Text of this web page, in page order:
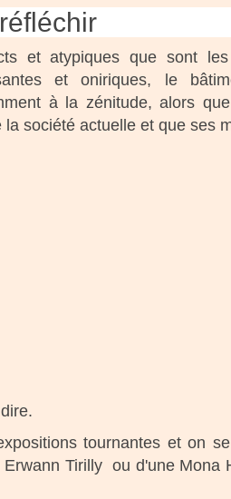
et atypiques que sont
et oniriques, le
à la zénitude, alors
société actuelle et que ses
tournantes et on
Tirilly ou d'une